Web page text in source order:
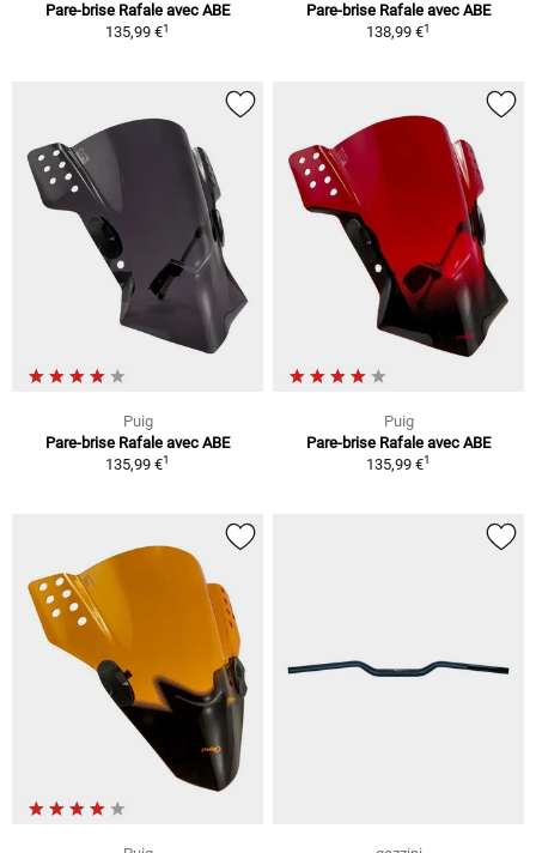
Pare-brise Rafale avec ABE
135,99 €1
Pare-brise Rafale avec ABE
138,99 €1
Puig
Pare-brise Rafale avec ABE
135,99 €1
Puig
Pare-brise Rafale avec ABE
135,99 €1